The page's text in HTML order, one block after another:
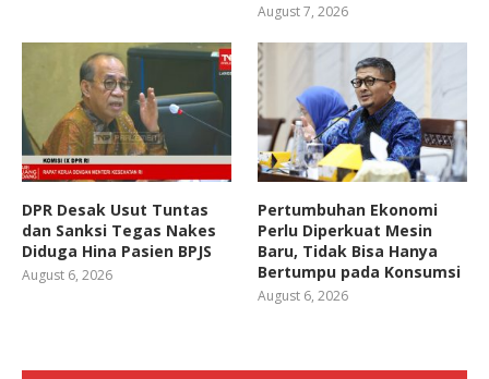
August 7, 2026
DPR Desak Usut Tuntas
dan Sanksi Tegas Nakes
Diduga Hina Pasien BPJS
August 6, 2026
Pertumbuhan Ekonomi
Perlu Diperkuat Mesin
Baru, Tidak Bisa Hanya
Bertumpu pada Konsumsi
August 6, 2026